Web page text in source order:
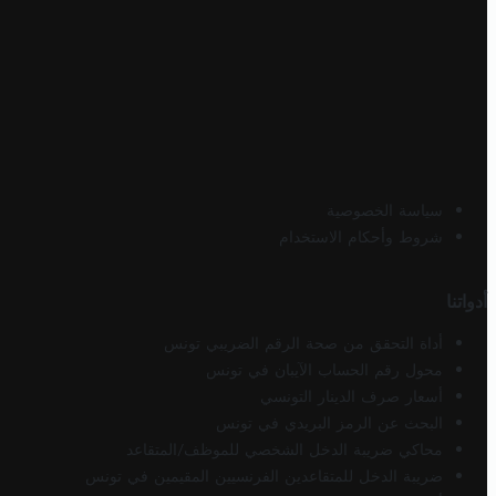
سياسة الخصوصية
شروط وأحكام الاستخدام
أدواتنا
أداة التحقق من صحة الرقم الضريبي تونس
محول رقم الحساب الآيبان في تونس
أسعار صرف الدينار التونسي
البحث عن الرمز البريدي في تونس
محاكي ضريبة الدخل الشخصي للموظف/المتقاعد
ضريبة الدخل للمتقاعدين الفرنسيين المقيمين في تونس